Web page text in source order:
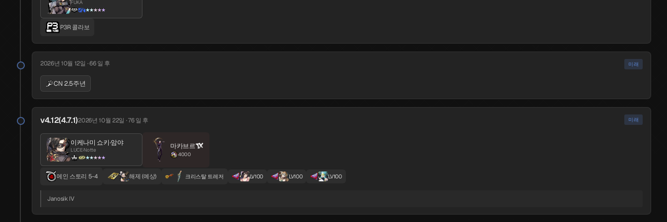
YUI
BUI
출시됨
키타가와 유스케
FOX
★★★★★
P5 콜라보
v1.32025년 8월 7일 · 365 일 전
나가오 치즈코
P5 콜라보
FUKA
★★★★★
P3R 콜라보
2026년 10월 12일 · 66 일 후 미래
CN 2.5주년
v4.12(4.7.1)2026년 10월 22일 · 76 일 후 미래
이케나미 쇼키·암야
LUCE·Notte
★★★★★
마카브르
4000
메인 스토리 5-4 해제 (예상) 크리스탈 트레저 LV100 LV100 LV100
Janosik IV